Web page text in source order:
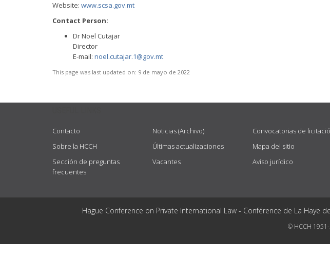
Website: www.scsa.gov.mt
Contact Person:
Dr Noel Cutajar
Director
E-mail: noel.cutajar.1@gov.mt
This page was last updated on: 9 de mayo de 2022
Contacto
Sobre la HCCH
Sección de preguntas
frecuentes
Noticias (Archivo)
Últimas actualizaciones
Vacantes
Convocatorias de
Mapa del sitio
Aviso jurídico
Hague Conference on Private International Law - Conférence de La
© HCCH